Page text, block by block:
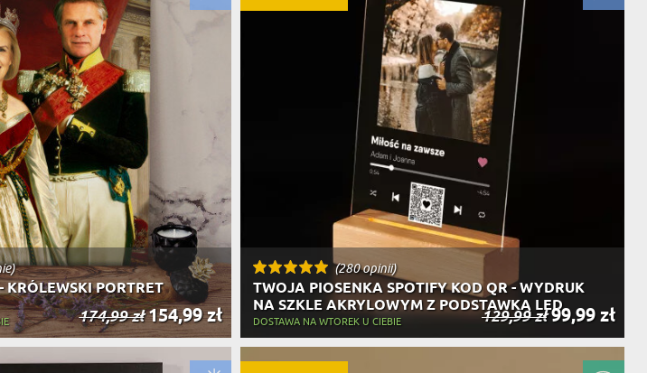
PORTRET
174,99 zł154,99 zł
(280 opinii)
TWOJA PIOSENKA SPOTIFY KOD QR - WYDRUK
NA SZKLE AKRYLOWYM Z PODSTAWKĄ LED
129,99 zł99,99 zł
DOSTAWA NA WTOREK U CIEBIE